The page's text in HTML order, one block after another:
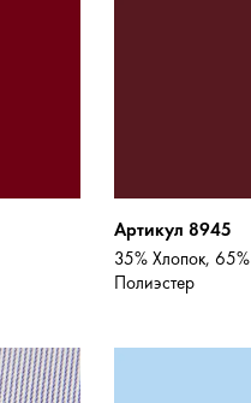
Артикул 8945
35% Хлопок, 65%
Полиэстер